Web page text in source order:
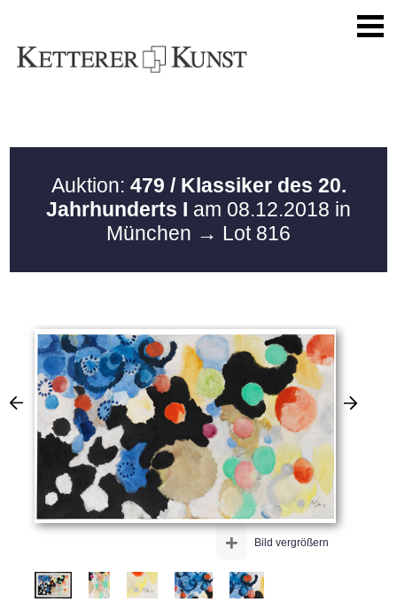
Auktion: 479 / Klassiker des 20.
Jahrhunderts I am 08.12.2018 in
München → Lot 816
Bild vergrößern
+